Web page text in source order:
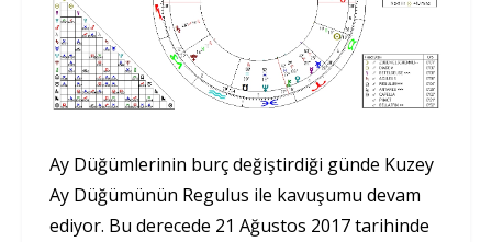
Ay Düğümlerinin burç değiştirdiği günde Kuzey
Ay Düğümünün Regulus ile kavuşumu devam
ediyor. Bu derecede 21 Ağustos 2017 tarihinde